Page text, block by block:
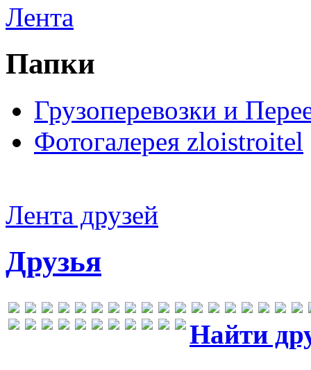
Лента
Папки
Грузоперевозки и
Фотогалерея zloistroitel
Лента друзей
Друзья
Найти